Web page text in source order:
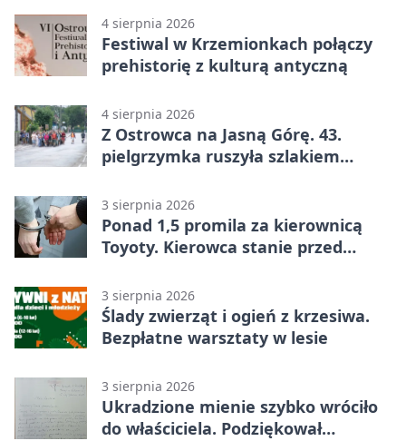
4 sierpnia 2026
Festiwal w Krzemionkach połączy
prehistorię z kulturą antyczną
4 sierpnia 2026
Z Ostrowca na Jasną Górę. 43.
pielgrzymka ruszyła szlakiem
3 sierpnia 2026
Ponad 1,5 promila za kierownicą
Toyoty. Kierowca stanie przed
3 sierpnia 2026
Ślady zwierząt i ogień z krzesiwa.
Bezpłatne warsztaty w lesie
3 sierpnia 2026
Ukradzione mienie szybko wróciło
do właściciela. Podziękował